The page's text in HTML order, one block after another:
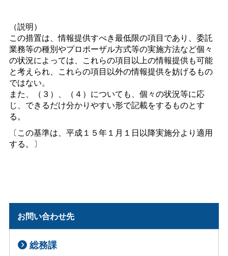
（説明）
この措置は、情報提供すべき最低限の項目であり、委託
業務等の種別やプロポーザル方式等の実施方法など個々
の状況によっては、これらの項目以上の情報提供も可能
と考えられ、これらの項目以外の情報提供を妨げるもの
ではない。
また、（３）、（４）についても、個々の状況等に応
じ、できるだけ分かりやすい形で記載をするものとす
る。
〔この基準は、平成１５年１月１日以降実施分より適用
する。〕
お問い合わせ先
総務課